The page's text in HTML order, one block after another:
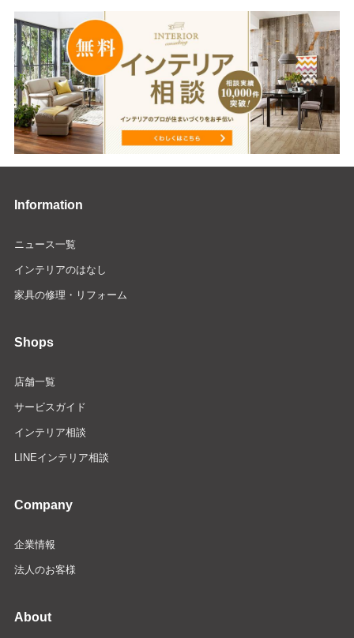
Information
ニュース一覧
インテリアのはなし
家具の修理・リフォーム
Shops
店舗一覧
サービスガイド
インテリア相談
LINEインテリア相談
Company
企業情報
法人のお客様
About